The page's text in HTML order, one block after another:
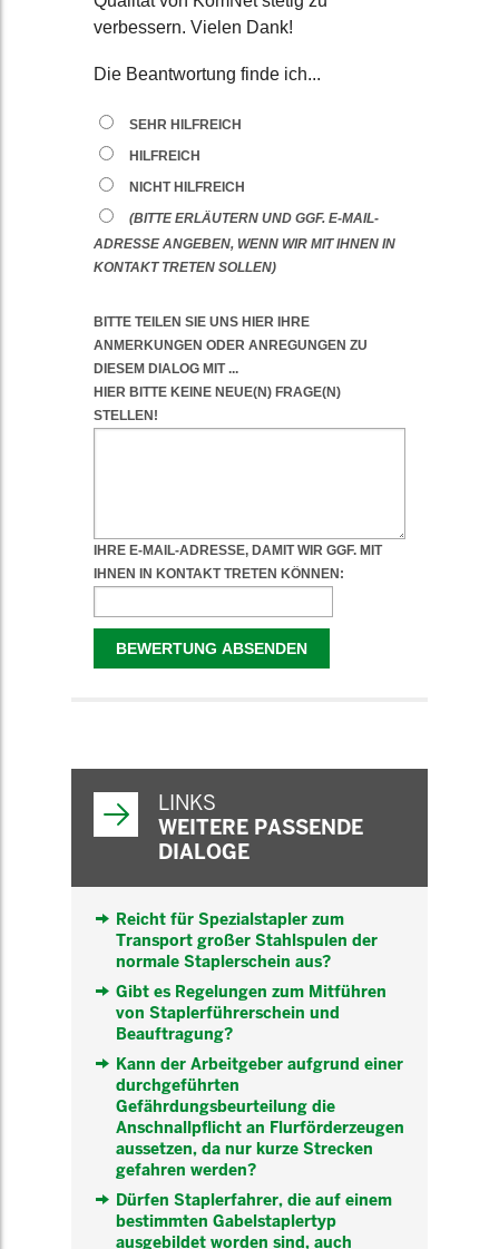
LINKS
WEITERE PASSENDE
DIALOGE
Reicht für Spezialstapler zum
Transport großer Stahlspulen der
normale Staplerschein aus?
Gibt es Regelungen zum Mitführen
von Staplerführerschein und
Beauftragung?
Kann der Arbeitgeber aufgrund einer
durchgeführten
Gefährdungsbeurteilung die
Anschnallpflicht an Flurförderzeugen
aussetzen, da nur kurze Strecken
gefahren werden?
Dürfen Staplerfahrer, die auf einem
bestimmten Gabelstaplertyp
ausgebildet worden sind, auch